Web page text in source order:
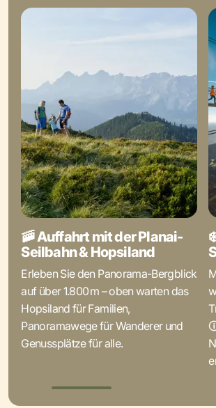
🚠 Auffahrt mit der Planai-
Seilbahn & Hopsiland
Erleben Sie den Panorama-Bergblick
auf über 1.800 m – oben warten das
Hopsiland für Familien,
Panoramawege für Wanderer und
Genussplätze für alle.